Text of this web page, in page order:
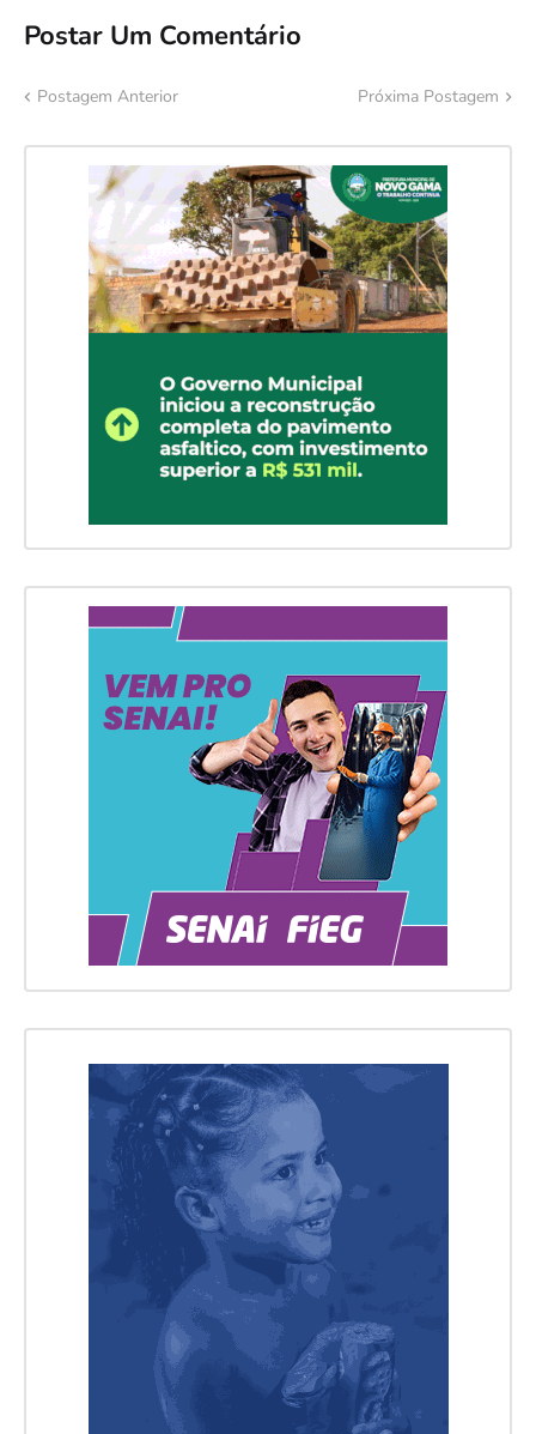
Postar Um Comentário
Postagem Anterior Próxima Postagem